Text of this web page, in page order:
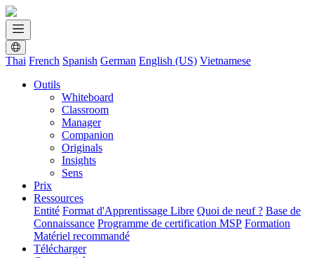
Thai French Spanish German English (US) Vietnamese
Outils
Whiteboard
Classroom
Manager
Companion
Originals
Insights
Sens
Prix
Ressources
Entité Format d'Apprentissage Libre Quoi de neuf ? Base de
Connaissance Programme de certification MSP Formation
Matériel recommandé
Télécharger